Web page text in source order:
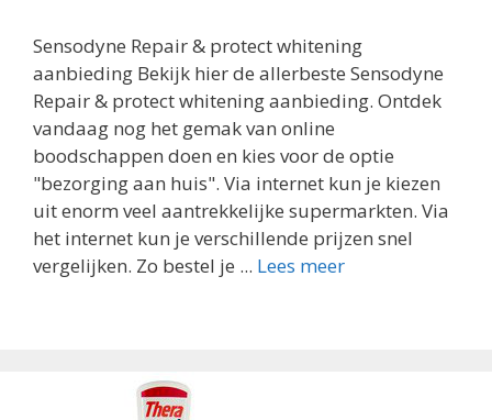
Sensodyne Repair & protect whitening
aanbieding Bekijk hier de allerbeste Sensodyne
Repair & protect whitening aanbieding. Ontdek
vandaag nog het gemak van online
boodschappen doen en kies voor de optie
"bezorging aan huis". Via internet kun je kiezen
uit enorm veel aantrekkelijke supermarkten. Via
het internet kun je verschillende prijzen snel
vergelijken. Zo bestel je ... Lees meer